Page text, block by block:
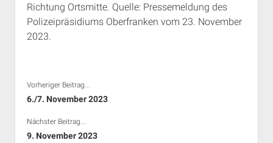
RSS-Feeds, Twitter & Facebook
Richtung Ortsmitte. Quelle: Pressemeldung des
Polizeipräsidiums Oberfranken vom 23. November
2023.
Vorheriger Beitrag...
6./7. November 2023
Nächster Beitrag...
9. November 2023